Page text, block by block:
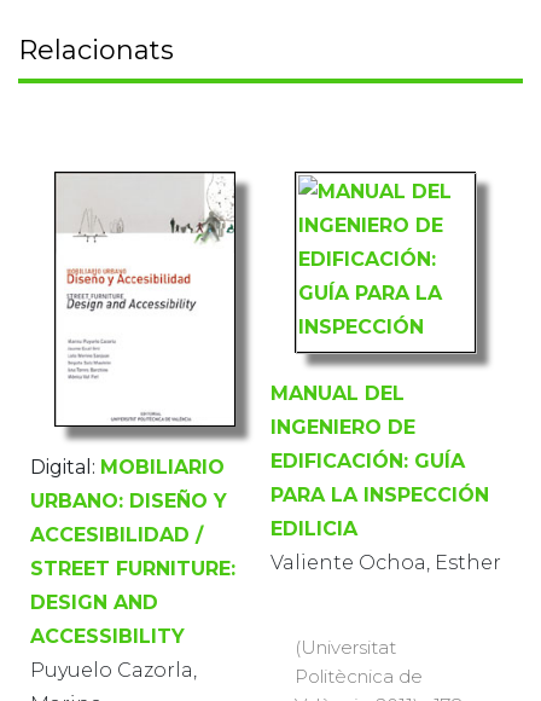
Relacionats
Digital: MOBILIARIO
URBANO: DISEÑO Y
ACCESIBILIDAD /
STREET FURNITURE:
DESIGN AND
ACCESSIBILITY
Puyuelo Cazorla,
MANUAL DEL
INGENIERO DE
EDIFICACIÓN: GUÍA
PARA LA INSPECCIÓN
EDILICIA
Valiente Ochoa, Esther
(Universitat
Politècnica de